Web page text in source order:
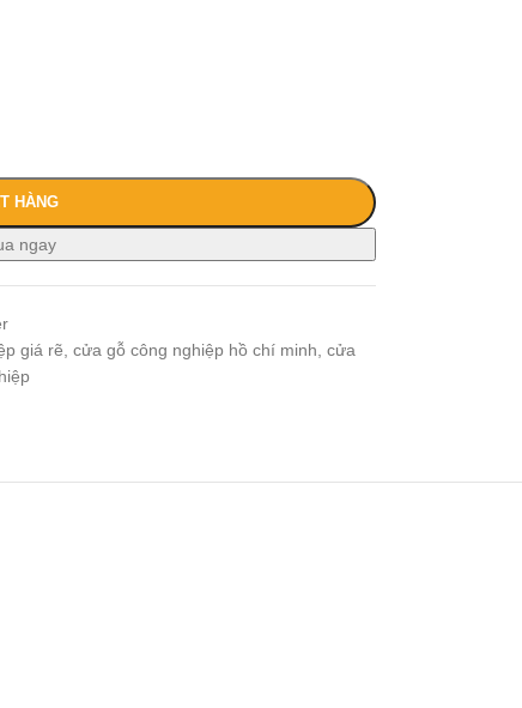
HÀNG
ngay
giá rẽ cửa gỗ công nghiệp hồ chí minh cửa